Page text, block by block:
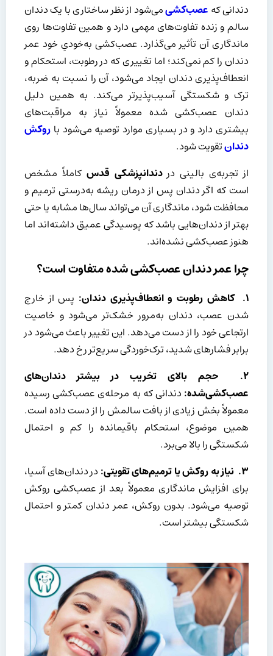
دندانی که عصب‌کشیمی‌شود از نظر ساختاری با یک دندان
سالم و زنده تفاوت‌های مهمی دارد و همین تفاوت‌ها روی
ماندگاری آن تأثیر می‌گذارد. عصب‌کشی به‌خودیِ خود عمر
دندان را کم نمی‌کند؛ اما تغییری که در رطوبت، استحکام و
انعطاف‌پذیری دندان ایجاد می‌شود، آن را نسبت به ضربه،
ترک و شکستگی آسیب‌پذیرتر می‌کند. به همین دلیل
دندان عصب‌کشی شده معمولاً نیاز به مراقبت‌های
بیشتری دارد و در بسیاری موارد توصیه می‌شود با روکش
دندانتقویت شود.
از تجربه‌ی بالینی در دندانپزشکی قدس کاملاً مشخص
است که اگر دندان پس از درمان ریشه به‌درستی ترمیم و
محافظت شود، ماندگاری آن می‌تواند سال‌ها مشابه یا حتی
بهتر از دندان‌هایی باشد که پوسیدگی عمیق داشته‌اند اما
هنوز عصب‌کشی نشده‌اند.
چرا عمر دندان عصب‌کشی شده متفاوت است؟
۱. کاهش رطوبت و انعطاف‌پذیری دندان: پس از خارج
شدن عصب، دندان به‌مرور خشک‌تر می‌شود و خاصیت
ارتجاعی خود را از دست می‌دهد. این تغییر باعث می‌شود در
برابر فشارهای شدید، ترک‌خوردگی سریع‌تر رخ دهد.
۲.
حجم بالای تخریب در بیشتر دندان‌های
عصب‌کشی‌شده: دندانی که به مرحله‌ی عصب‌کشی رسیده
معمولاً بخش زیادی از بافت سالمش را از دست داده است.
همین موضوع، استحکام باقیمانده را کم و احتمال
شکستگی را بالا می‌برد.
۳. نیاز به روکش یا ترمیم‌های تقویتی: در دندان‌های آسیا،
برای افزایش ماندگاری معمولاً بعد از عصب‌کشی روکش
توصیه می‌شود. بدون روکش، عمر دندان کمتر و احتمال
شکستگی بیشتر است.